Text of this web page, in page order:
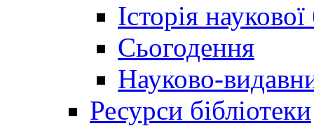
Історія
Сьогодення
Науково-
Ресурси бібліотеки